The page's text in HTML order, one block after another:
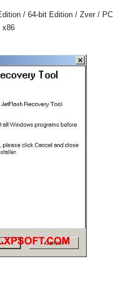
/ 64-bit Edition / Zver / PC
x86